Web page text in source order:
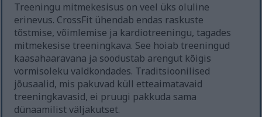
Treeningu mitmekesisus on veel üks oluline
erinevus. CrossFit ühendab endas raskuste
tõstmise, võimlemise ja kardiotreeningu, tagades
mitmekesise treeningkava. See hoiab treeningud
kaasahaaravana ja soodustab arengut kõigis
vormisoleku valdkondades. Traditsioonilised
jõusaalid, mis pakuvad küll etteaimatavaid
treeningkavasid, ei pruugi pakkuda sama
dünaamilist väljakutset.